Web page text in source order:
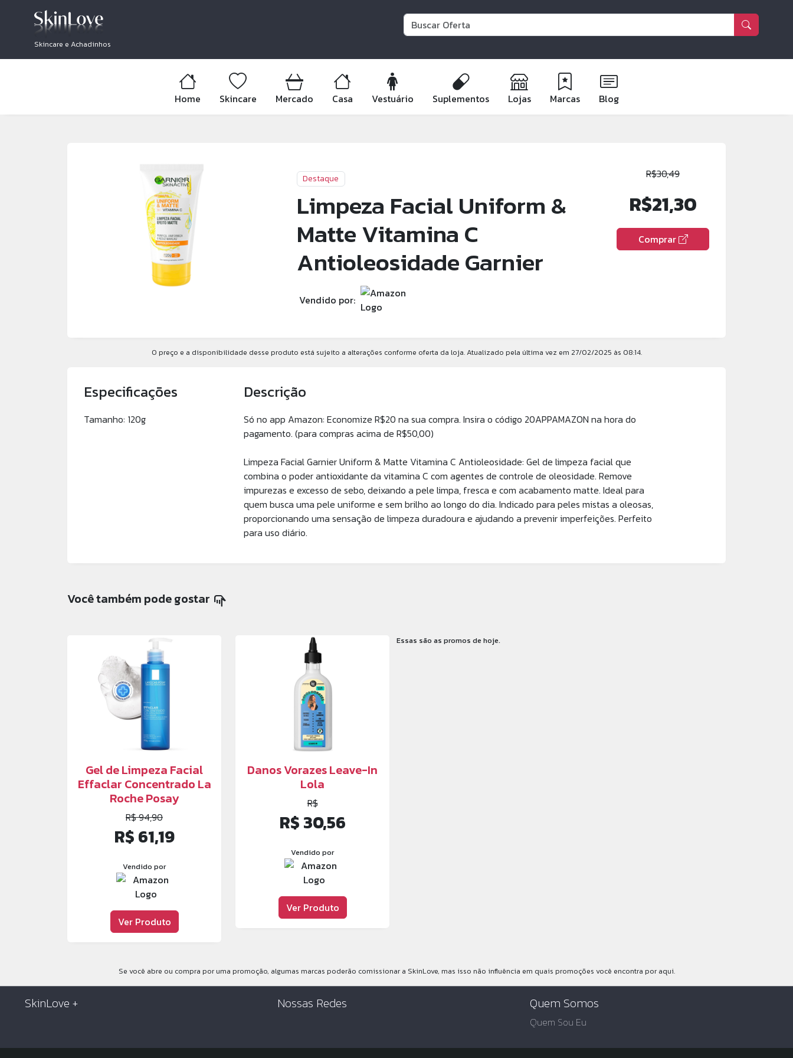
Skincare e Achadinhos
Home Skincare Mercado Casa Vestuário Suplementos Lojas Marcas Blog
Destaque
Limpeza Facial Uniform &
Matte Vitamina C
Antioleosidade Garnier
Vendido por:
R$30,49
R$21,30
Comprar
O preço e a disponibilidade desse produto está sujeito a alterações conforme oferta da loja. Atualizado pela última vez em 27/02/2025 às 08:14.
Especificações
Tamanho: 120g
Descrição
Só no app Amazon: Economize R$20 na sua compra. Insira o código 20APPAMAZON na hora do
pagamento. (para compras acima de R$50,00)
Limpeza Facial Garnier Uniform & Matte Vitamina C Antioleosidade: Gel de limpeza facial que
combina o poder antioxidante da vitamina C com agentes de controle de oleosidade. Remove
impurezas e excesso de sebo, deixando a pele limpa, fresca e com acabamento matte. Ideal para
quem busca uma pele uniforme e sem brilho ao longo do dia. Indicado para peles mistas a oleosas,
proporcionando uma sensação de limpeza duradoura e ajudando a prevenir imperfeições. Perfeito
para uso diário.
Você também pode gostar pan_tool_alt
Gel de Limpeza Facial
Effaclar Concentrado La
Roche Posay
R$ 94,90
R$ 61,19
Vendido por
Ver Produto
Danos Vorazes Leave-In
Lola
R$
R$ 30,56
Vendido por
Ver Produto
Essas são as promos de hoje.
Se você abre ou compra por uma promoção, algumas marcas poderão comissionar a SkinLove, mas isso não influência em quais promoções você encontra por aqui.
SkinLove + Nossas Redes Quem Somos
Quem Sou Eu